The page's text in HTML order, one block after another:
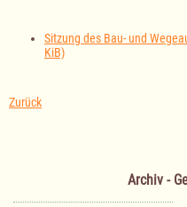
Sitzung des Bau- und
KiB)
Zurück
Archiv -